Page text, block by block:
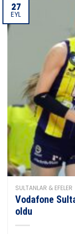
27
EYL
SULTANLAR & EFELER
Vodafone
oldu